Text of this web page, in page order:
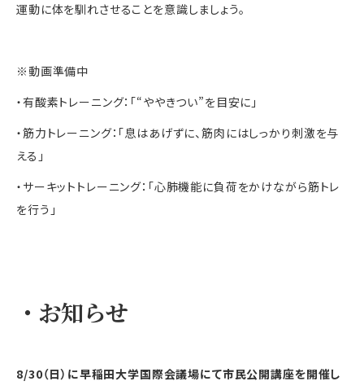
運動に体を馴れさせることを意識しましょう。
※動画準備中
・有酸素トレーニング：「“ややきつい”を目安に」
・筋力トレーニング：「息はあげずに、筋肉にはしっかり刺激を与
える」
・サーキットトレーニング：「心肺機能に負荷をかけながら筋トレ
を行う」
・ お知らせ
8/30（日）に早稲田大学国際会議場にて市民公開講座を開催し